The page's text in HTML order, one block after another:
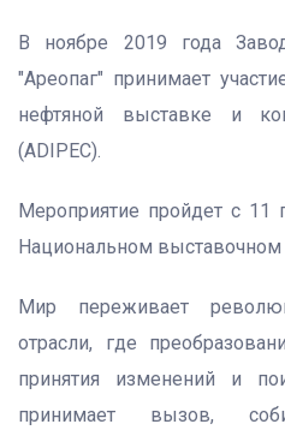
В ноябре 2019 года
"Ареопаг" принимает
нефтяной выставке и
(ADIPEC).
Мероприятие пройдет с 11
Национальном
Мир переживает
отрасли, где
принятия изменений и
принимает вызов,